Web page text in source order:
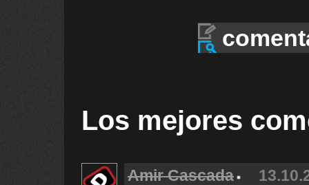
Los mejores
Amir Cascada